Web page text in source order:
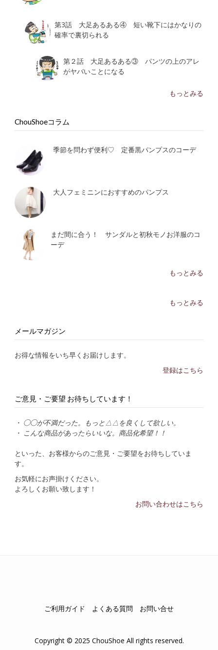
第3話 大足あるある④ 短い靴下にはかなりの
確率で裏切られる
第２話 大足あるある③ パンツの上のアレ
がヤバいことになる
もっとみる
ChouShoeコラム
季節を問わず便利♡ 定番黒パンプスのコーデ
大人フェミニンにおすすめのパンプス
まだ間に合う！ サンダルと初秋モノお洋服のコ
ーデ
もっとみる
もっとみる
メールマガジン
お得な情報をいち早くお届けします。
登録はこちら
ご意見・ご要望 お待ちしています！
・ ◯◯が不満だった。もっと△△を良くして欲しい。
・ こんな商品があったらいいな。商品化希望！！
といった、お客様からのご意見・ご要望をお待ちしていま
す。
お気軽にお声掛けください。
よろしくお願い致します！
お問い合わせはこちら
ご利用ガイド よくある質問 お問い合せ
Copyright © 2025 ChouShoe All rights reserved.